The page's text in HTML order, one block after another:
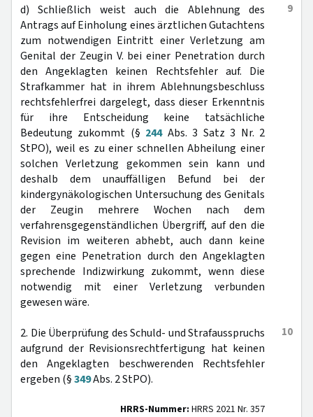
9
d) Schließlich weist auch die Ablehnung des
Antrags auf Einholung eines ärztlichen Gutachtens
zum notwendigen Eintritt einer Verletzung am
Genital der Zeugin V. bei einer Penetration durch
den Angeklagten keinen Rechtsfehler auf. Die
Strafkammer hat in ihrem Ablehnungsbeschluss
rechtsfehlerfrei dargelegt, dass dieser Erkenntnis
für ihre Entscheidung keine tatsächliche
Bedeutung zukommt (§ 244Abs. 3 Satz 3 Nr. 2
StPO), weil es zu einer schnellen Abheilung einer
solchen Verletzung gekommen sein kann und
deshalb dem unauffälligen Befund bei der
kindergynäkologischen Untersuchung des Genitals
der Zeugin mehrere Wochen nach dem
verfahrensgegenständlichen Übergriff, auf den die
Revision im weiteren abhebt, auch dann keine
gegen eine Penetration durch den Angeklagten
sprechende Indizwirkung zukommt, wenn diese
notwendig mit einer Verletzung verbunden
gewesen wäre.
10
2. Die Überprüfung des Schuld- und Strafausspruchs
aufgrund der Revisionsrechtfertigung hat keinen
den Angeklagten beschwerenden Rechtsfehler
ergeben (§349Abs. 2 StPO).
HRRS-Nummer: HRRS 2021 Nr. 357